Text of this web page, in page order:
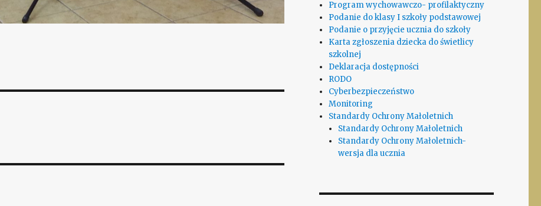
Program wychowawczo- profilaktyczny
Podanie do klasy I szkoły podstawowej
Podanie o przyjęcie ucznia do szkoły
Karta zgłoszenia dziecka do świetlicy
szkolnej
Deklaracja dostępności
RODO
Cyberbezpieczeństwo
Monitoring
Standardy Ochrony Małoletnich
Standardy Ochrony Małoletnich
Standardy Ochrony Małoletnich-
wersja dla ucznia